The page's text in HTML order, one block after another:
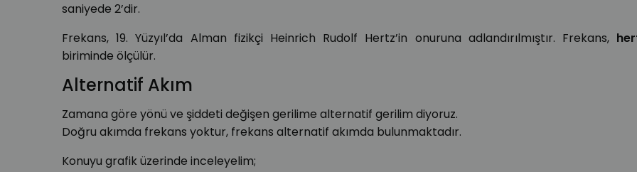
saniyede 2’dir.
Frekans, 19. Yüzyıl’da Alman fizikçi Heinrich Rudolf Hertz’in onuruna adlandırılmıştır. Frekans,
biriminde ölçülür.
Alternatif Akım
Zamana göre yönü ve şiddeti değişen gerilime alternatif gerilim diyoruz.
Doğru akımda frekans yoktur, frekans alternatif akımda bulunmaktadır.
Konuyu grafik üzerinde inceleyelim;